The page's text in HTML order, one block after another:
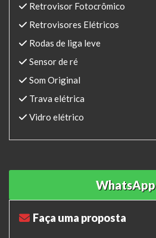
Retrovisor Fotocrômico
Retrovisores Elétricos
Rodas de liga leve
Sensor de ré
Som Original
Trava elétrica
Vidro elétrico
WhatsApp
Faça uma proposta